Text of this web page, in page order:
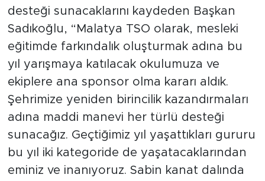
desteği sunacaklarını kaydeden Başkan
Sadıkoğlu, “Malatya TSO olarak, mesleki
eğitimde farkındalık oluşturmak adına bu
yıl yarışmaya katılacak okulumuza ve
ekiplere ana sponsor olma kararı aldık.
Şehrimize yeniden birincilik kazandırmaları
adına maddi manevi her türlü desteği
sunacağız. Geçtiğimiz yıl yaşattıkları gururu
bu yıl iki kategoride de yaşatacaklarından
eminiz ve inanıyoruz. Sabin kanat dalında